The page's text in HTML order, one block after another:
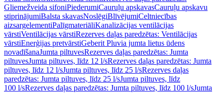
Gliemežveida sifoniPiederumiCauruļu apskavasCauruļu apskavu
stiprinājumiBalsta skavasNoslēgiBlīvējumiCeltniecības
aizsargelementiPalīgmateriāliKanalizācijas ventilācijas
vārstiVentilācijas vārstiRezerves daļas paredzētas: Ventilācijas
vārstiEnerģijas pretvārstiGeberit Pluvia jumta lietus ūdens
novadīšanaJumta piltuvesRezerves daļas paredzētas: Jumta
piltuvesJumta piltuves, līdz 12 l/sRezerves daļas paredzētas: Jumta
piltuves, līdz 12 l/sJumta piltuves, līdz 25 l/sRezerves daļas
paredzētas: Jumta piltuves, līdz 25 l/sJumta piltuves, līdz
100 l/sRezerves daļas paredzētas: Jumta piltuves, līdz 100 l/sJumta